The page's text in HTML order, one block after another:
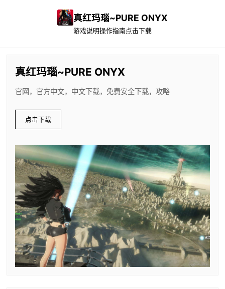
真红玛瑙~PURE ONYX
游戏说明操作指南点击下载
真红玛瑙~PURE ONYX
官网，官方中文，中文下载，免费安全下载，攻略
点击下载